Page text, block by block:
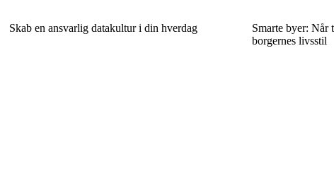
Skab en ansvarlig datakultur i din hverdag
Smarte byer: Når
borgernes livsstil